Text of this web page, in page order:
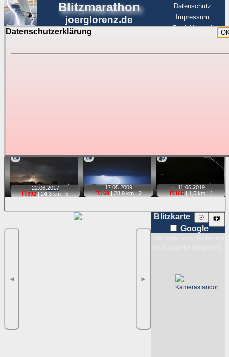
Datenschutzerklärung
Blitzmarathon
joerglorenz.de
Datenschutz
Impressum
BerlinHimmel
Blitzmarathon
Luftfahrt
📷
22.06. 2017
☈392| 24,3 km |5
📷
17.05. 2009
☈169| 28,9 km |2
📹
11.06.2019
☈165| 1,5 km |1
◄ ►
Blitzkarte 🗱
☉
Google